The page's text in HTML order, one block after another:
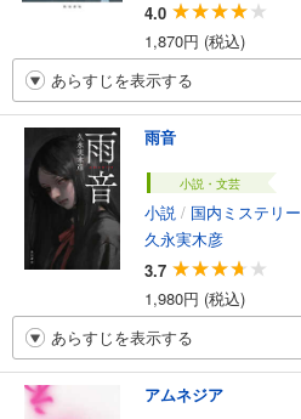
4.0
1,870円 (税込)
あらすじを表示する
雨音
小説・文芸
小説 / 国内ミステリー
久永実木彦
3.7
1,980円 (税込)
あらすじを表示する
アムネジア